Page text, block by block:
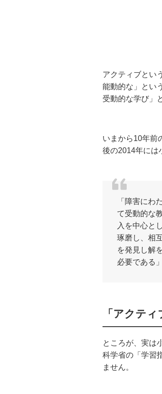
アクティブとい
能動的な」とい
受動的な学び」
いまから10年前
後の2014年には
「障害にわ
て受動的な
入を中心と
琢磨し、相
を発見し解
必要である
「アクテ
ところが、実は
科学省の「学習
ません。